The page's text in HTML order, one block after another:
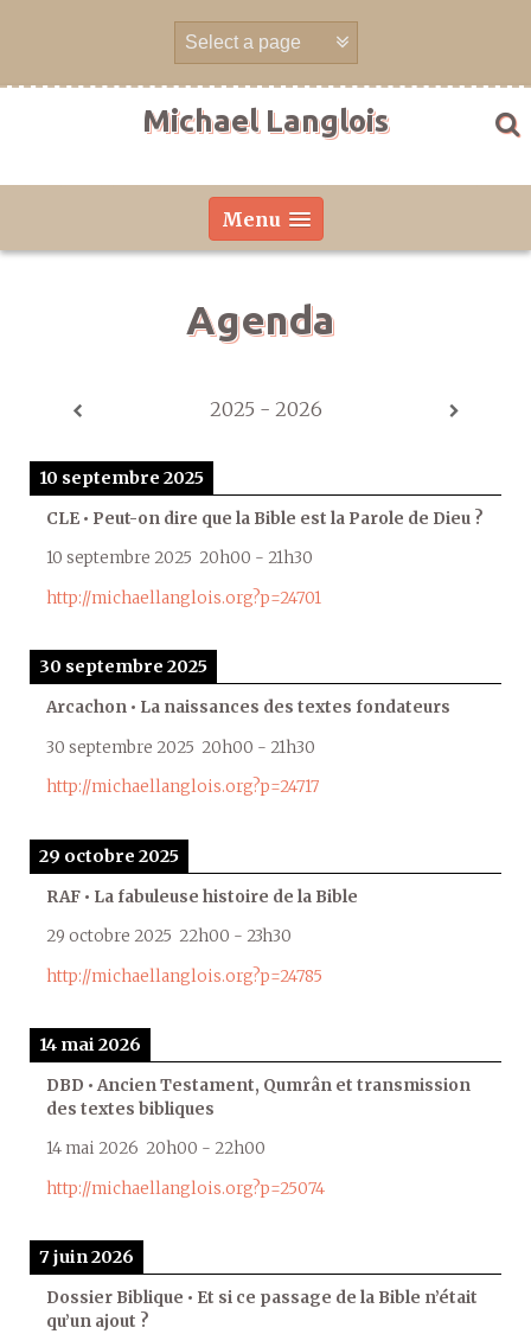
Michael Langlois
Menu
Agenda
2025 - 2026
10 septembre 2025
CLE • Peut-on dire que la Bible est la Parole de Dieu ?
10 septembre 2025 20h00 - 21h30
http://michaellanglois.org?p=24701
30 septembre 2025
Arcachon • La naissances des textes fondateurs
30 septembre 2025 20h00 - 21h30
http://michaellanglois.org?p=24717
29 octobre 2025
RAF • La fabuleuse histoire de la Bible
29 octobre 2025 22h00 - 23h30
http://michaellanglois.org?p=24785
14 mai 2026
DBD • Ancien Testament, Qumrân et transmission
des textes bibliques
14 mai 2026 20h00 - 22h00
http://michaellanglois.org?p=25074
7 juin 2026
Dossier Biblique • Et si ce passage de la Bible n’était
qu’un ajout ?